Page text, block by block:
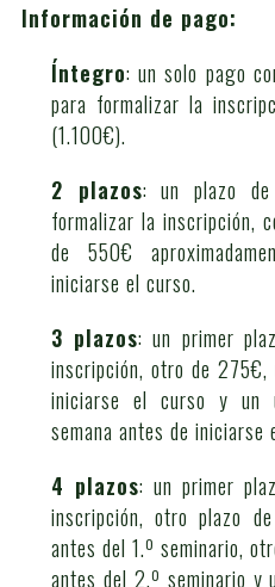
Información de pago:
Íntegro: un solo pago
para formalizar la
(1.100€).
2 plazos: un plazo
formalizar la inscripción,
de 550€
iniciarse el curso.
3 plazos: un primer
inscripción, otro de 275€,
iniciarse el curso y un
semana antes de iniciarse
4 plazos: un primer
inscripción, otro plazo
antes del 1.º seminario,
antes del 2.º seminario y